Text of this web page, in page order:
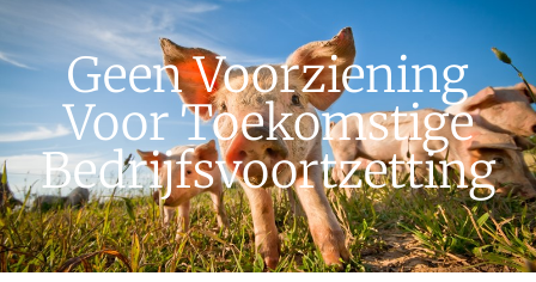
Geen Voorziening
Voor Toekomstige
Bedrijfsvoortzetting